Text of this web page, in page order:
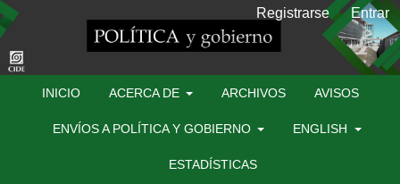
INICIO ACERCA DE ARCHIVOS AVISOS
ENVÍOS A POLÍTICA Y GOBIERNO ENGLISH
ESTADÍSTICAS
Registrarse Entrar